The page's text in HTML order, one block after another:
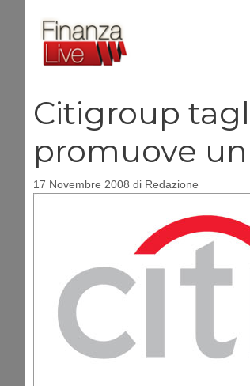
contenuto
Citigroup
promuove
17 Novembre 2008 di Redazione